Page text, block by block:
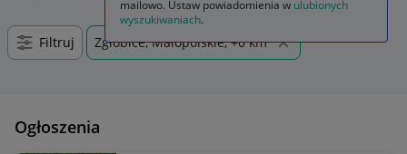
Filtruj Zgłobice, Małopolskie, +0 km
Ogłoszenia
mailowo. Ustaw powiadomienia w ulubionych
wyszukiwaniach.